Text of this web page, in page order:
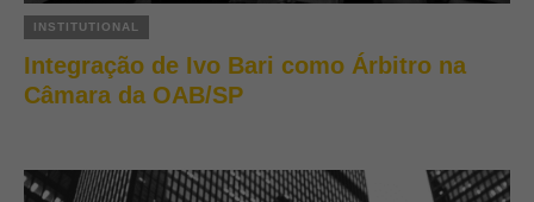
INSTITUTIONAL
Integração de Ivo Bari como Árbitro na
Câmara da OAB/SP